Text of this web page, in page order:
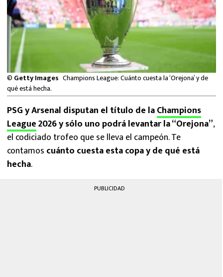
FÓRMULA 1
BOXEO
LIGA MX
NFL
© Getty Images Champions League: Cuánto cuesta la ‘Orejona’ y de
qué está hecha.
PSG y Arsenal disputan el título de laChampions
League2026 y sólo uno podrá levantar la “Orejona”,
el codiciado trofeo que se lleva el campeón. Te
contamos cuánto cuesta esta copa y de qué está
hecha.
PUBLICIDAD